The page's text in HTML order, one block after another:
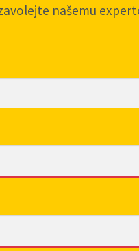
našemu